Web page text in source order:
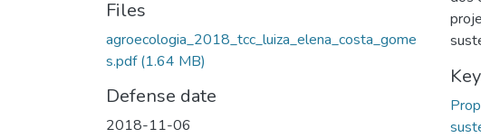
Files
agroecologia_2018_tcc_luiza_elena_costa_gome
s.pdf(1.64 MB)
Defense date
2018-11-06